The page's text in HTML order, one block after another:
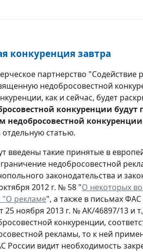
конкуренция завтра
партнерство "Содействие
недобросовестной
как и сейчас, будет
конкуренции
недобросовестной конкуренции
статью.
введены такие принятые в
недобросовестной
законодательства и
2012 г. № 58 "О некоторых
"О рекламе", а также в письмах ФАС
25 ноября 2013 г. № АК/46897/13 и
конкуренции,
рекламы, то к ней
России видит необходимость